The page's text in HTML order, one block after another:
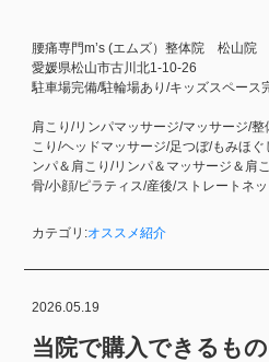
腰痛専門m’s (エムズ）整体院 松山院
愛媛県松山市古川北1-10-26
駐車場完備/駐輪場あり/キッズスペース
肩こり/リンパマッサージ/マッサージ/
こり/ヘッドマッサージ/足つぼ/もみほ
ンパ＆肩こり/リンパ＆マッサージ＆肩
骨/小顔/ピラティス/産後/ストレートネッ
カテゴリ:オススメ紹介
2026.05.19
当院で購入できるもの